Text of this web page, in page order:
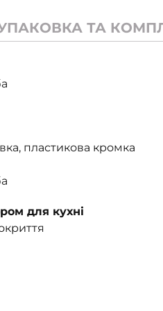
ТА
пластикова кромка
для кухні